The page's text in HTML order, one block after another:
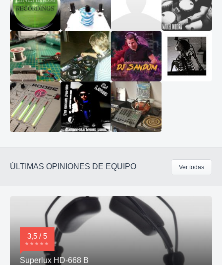
ÚLTIMAS OPINIONES DE EQUIPO Ver todas
3,5 / 5
Superlux HD-668 B